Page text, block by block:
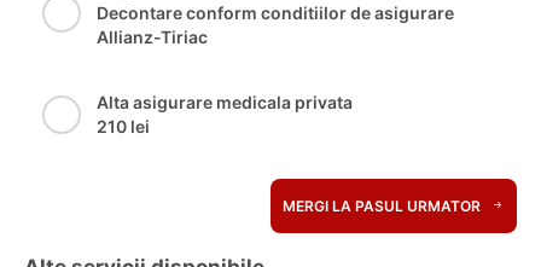
Decontare conform conditiilor de asigurare
Allianz-Tiriac
Alta asigurare medicala privata
210 lei
MERGI LA PASUL URMATOR